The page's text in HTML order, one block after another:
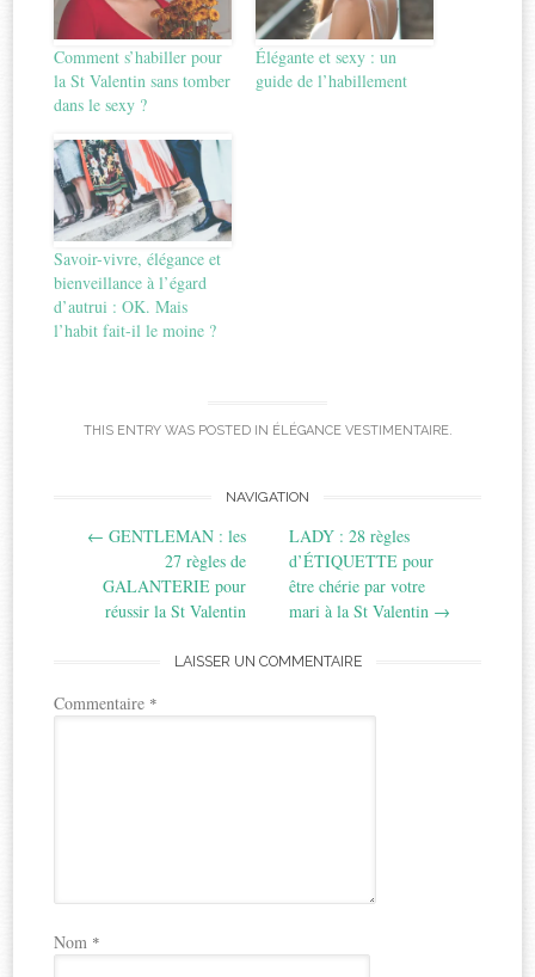
Comment s’habiller pour
la St Valentin sans tomber
dans le sexy ?
Élégante et sexy : un
guide de l’habillement
Savoir-vivre, élégance et
bienveillance à l’égard
d’autrui : OK. Mais
l’habit fait-il le moine ?
THIS ENTRY WAS POSTED IN ÉLÉGANCE VESTIMENTAIRE.
navigation
NAVIGATION
← GENTLEMAN : les
27 règles de
GALANTERIE pour
réussir la St Valentin
LADY : 28 règles
d’ÉTIQUETTE pour
être chérie par votre
mari à la St Valentin →
LAISSER UN COMMENTAIRE
Commentaire *
Nom *